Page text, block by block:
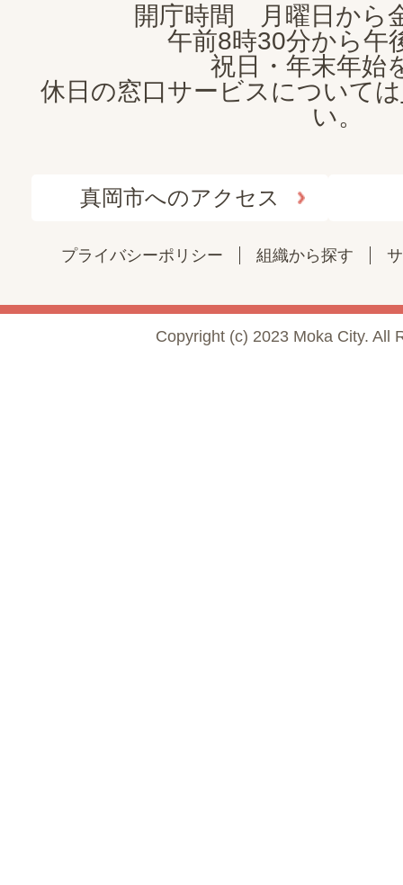
開庁時間 月曜日から
午前8時30分から午
祝日・年末年始
休日の窓口サービスについては
い。
真岡市へのアクセス
プライバシーポリシー 組織から探す
Copyright (c) 2023 Moka City. All